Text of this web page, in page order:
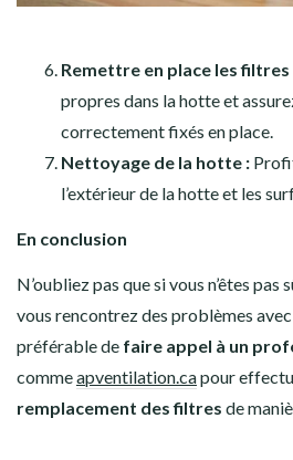
Remettre en place les filtres
propres dans la hotte et
correctement fixés en place.
Nettoyage de la hotte :
l’extérieur de la hotte et les
En conclusion
N’oubliez pas que si vous n’êtes pas
vous rencontrez des problèmes
préférable de faire appel à un
commeapventilation.capour
remplacement des filtres de